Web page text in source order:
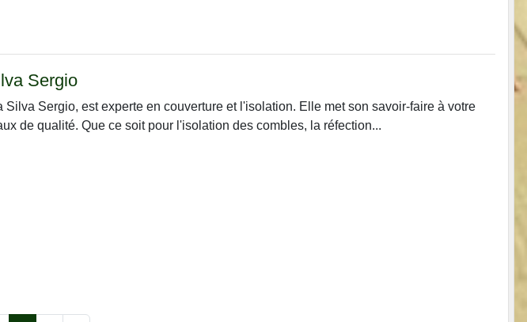
Sergio
Silva Sergio, est experte en couverture et l'isolation. Elle met son savoir-faire à votre
de qualité. Que ce soit pour l'isolation des combles, la réfection...